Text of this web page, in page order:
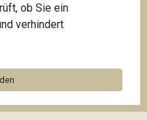
ob Sie ein
verhindert